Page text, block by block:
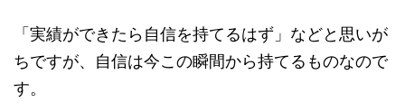
「実績ができたら自信を持てるはず」などと思いが
ちですが、自信は今この瞬間から持てるものなので
す。